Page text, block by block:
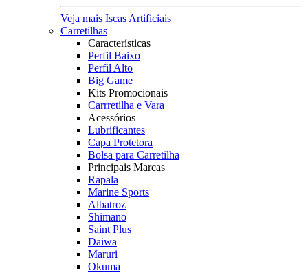
Veja mais Iscas Artificiais
Carretilhas
Características
Perfil Baixo
Perfil Alto
Big Game
Kits Promocionais
Carrretilha e Vara
Acessórios
Lubrificantes
Capa Protetora
Bolsa para Carretilha
Principais Marcas
Rapala
Marine Sports
Albatroz
Shimano
Saint Plus
Daiwa
Maruri
Okuma